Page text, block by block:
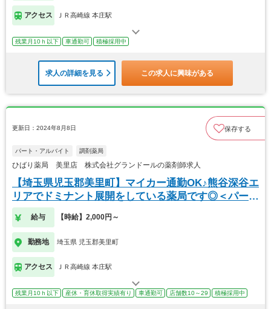
アクセス ＪＲ高崎線 本庄駅
残業月10ｈ以下 車通勤可 積極採用中
求人の詳細を見る この求人に興味がある
更新日：2024年8月8日 保存する
パート・アルバイト 調剤薬局
ひばり薬局 美里店 株式会社グランドールの薬剤師求人
【埼玉県児玉郡美里町】マイカー通勤OK♪熊谷深谷エ
リアでドミナント展開をしている薬局です◎＜パート
＞
給与 【時給】2,000円～
勤務地 埼玉県 児玉郡美里町
アクセス ＪＲ高崎線 本庄駅
残業月10ｈ以下 産休・育休取得実績有り 車通勤可 店舗数10～29 積極採用中